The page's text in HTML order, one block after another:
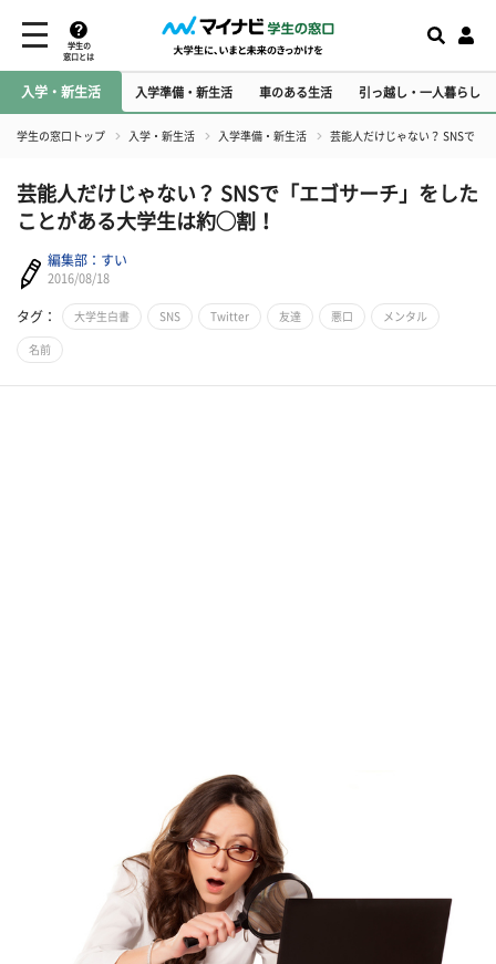
学生の
窓口とは
入学・新生活 入学準備・新生活 車のある生活 引っ越し・一人暮らし
学生の窓口トップ 入学・新生活 入学準備・新生活 芸能人だけじゃない？ SNSで「
芸能人だけじゃない？ SNSで「エゴサーチ」をした
ことがある大学生は約◯割！
編集部：すい
2016/08/18
タグ： 大学生白書 SNS Twitter 友達 悪口 メンタル
名前